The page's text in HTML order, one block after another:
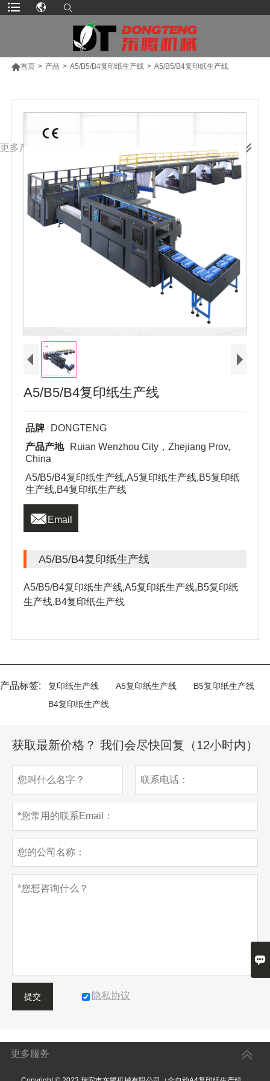
首页 > 产品 > A5/B5/B4复印纸生产线 > A5/B5/B4复印纸生产线
更多产品
A5/B5/B4复印纸生产线
品牌
DONGTENG
产品产地
Ruian Wenzhou City，Zhejiang Prov,
China
A5/B5/B4复印纸生产线,A5复印纸生产线,B5复印纸
生产线,B4复印纸生产线
 Email
A5/B5/B4复印纸生产线
A5/B5/B4复印纸生产线,A5复印纸生产线,B5复印纸
生产线,B4复印纸生产线
产品标签: 复印纸生产线 A5复印纸生产线
B5复印纸生产线
B4复印纸生产线
获取最新价格？ 我们会尽快回复（12小时内）
提交 隐私协议
更多服务
